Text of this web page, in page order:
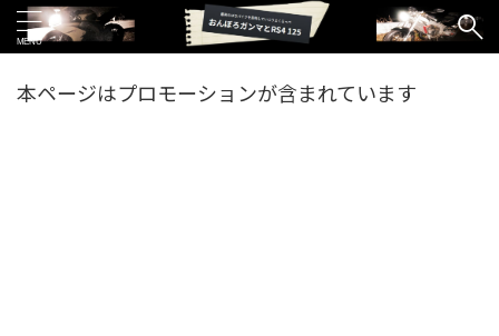
本ページはプロモーションが含まれています